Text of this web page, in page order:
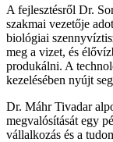
A fejlesztésről Dr.
szakmai vezetője
biológiai
meg a vizet, és
produkálni. A
kezelésében nyújt
Dr. Máhr Tivadar
megvalósítását egy
vállalkozás és a